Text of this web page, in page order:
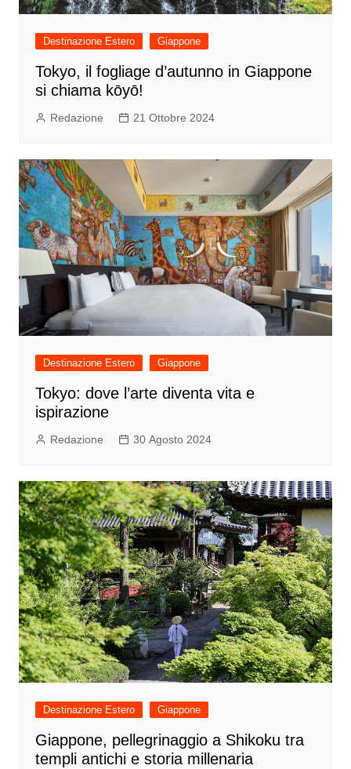
Destinazione Estero Giappone
Tokyo, il fogliage d’autunno in Giappone
si chiama kōyō!
Redazione 21 Ottobre 2024
Destinazione Estero Giappone
Tokyo: dove l’arte diventa vita e
ispirazione
Redazione 30 Agosto 2024
Destinazione Estero Giappone
Giappone, pellegrinaggio a Shikoku tra
templi antichi e storia millenaria